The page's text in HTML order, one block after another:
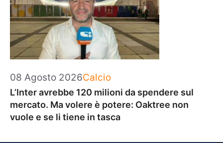
08 Agosto 2026Categorie
Calcio
L’Inter avrebbe 120 milioni da spendere sul
mercato. Ma volere è potere: Oaktree non
vuole e se li tiene in tasca